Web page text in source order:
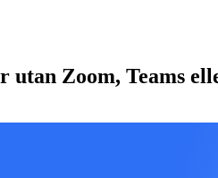
utan Zoom, Teams